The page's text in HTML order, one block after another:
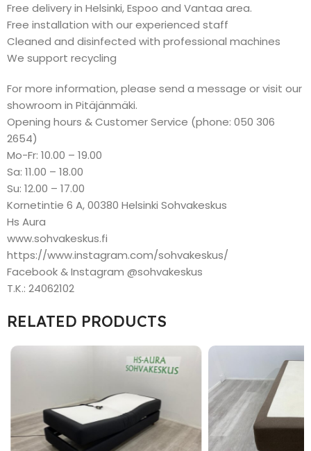
Free delivery in Helsinki, Espoo and Vantaa area.
Free installation with our experienced staff
Cleaned and disinfected with professional machines
We support recycling
For more information, please send a message or visit our
showroom in Pitäjänmäki.
Opening hours & Customer Service (phone: 050 306
2654)
Mo-Fr: 10.00 – 19.00
Sa: 11.00 – 18.00
Su: 12.00 – 17.00
Kornetintie 6 A, 00380 Helsinki Sohvakeskus
Hs Aura
www.sohvakeskus.fi
https://www.instagram.com/sohvakeskus/
Facebook & Instagram @sohvakeskus
T.K.: 24062102
RELATED PRODUCTS